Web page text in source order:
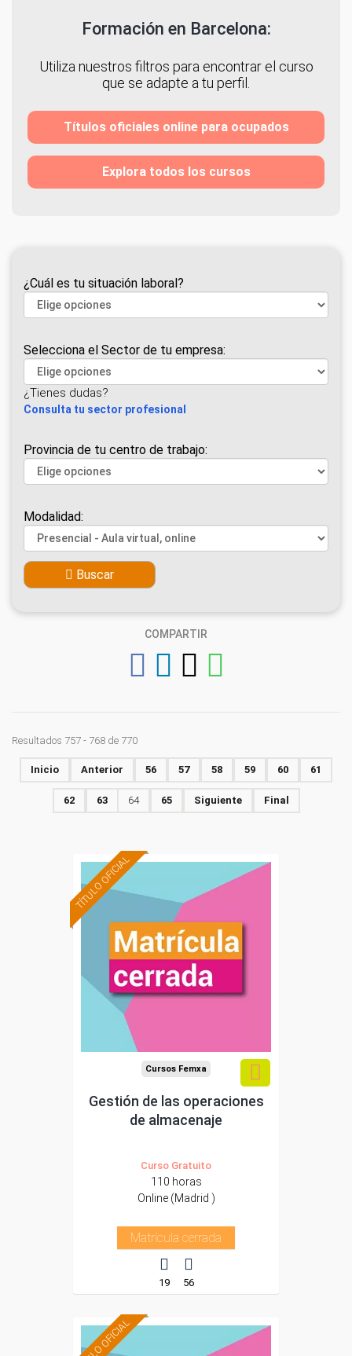
Formación en Barcelona:
Utiliza nuestros filtros para encontrar el curso
que se adapte a tu perfil.
Títulos oficiales online para ocupados
Explora todos los cursos
¿Cuál es tu situación laboral?
Selecciona el Sector de tu empresa:
¿Tienes dudas?
Consulta tu sector profesional
Provincia de tu centro de trabajo:
Modalidad:
Buscar
COMPARTIR
Resultados 757 - 768 de 770
Inicio Anterior 56 57 58 59 60 61
62 63 64 65 Siguiente Final
TÍTULO OFICIAL
Cursos Femxa
Gestión de las operaciones
de almacenaje
Curso Gratuito
110 horas
Online (Madrid )
Matrícula cerrada
19 56